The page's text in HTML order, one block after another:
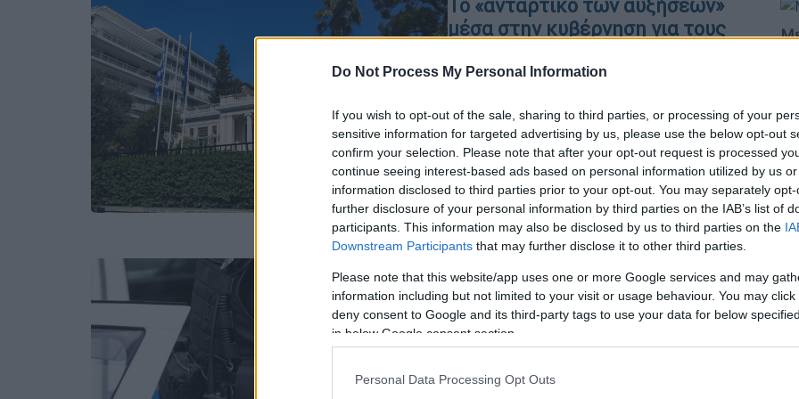
Do Not Process My Personal Information
If you wish to opt-out of the sale, sharing to third parties, or processing of your
sensitive information for targeted advertising by us, please use the below opt-out
confirm your selection. Please note that after your opt-out request is processed
continue seeing interest-based ads based on personal information utilized by us
information disclosed to third parties prior to your opt-out. You may separately
further disclosure of your personal information by third parties on the IAB’s list of
participants. This information may also be disclosed by us to third parties on the
Downstream Participants that may further disclose it to other third parties.
Please note that this website/app uses one or more Google services and may
information including but not limited to your visit or usage behaviour. You may
deny consent to Google and its third-party tags to use your data for below
in below Google consent section.
Personal Data Processing Opt Outs
Το «αντάρτικο των αυξήσεων»
μέσα στην κυβέρνηση για τους
Μαξίμου - Στη ΔΕΘ θα επιχειρήσει
Δυσαρέσκεια προκάλεσε στο Μέγαρο
Μαξίμου το «κίνημα» υπουργών και
«γαλάζιων» στελεχών που μίλησαν για
αυξήσεις στους ένστολους στα
Σώματα Ασφαλείας
Ελλάδα|30.03.2025 08:26
Αντιδρούν τα σώματα ασφαλείας
μετά τις αυξήσεις στις ένοπλες
Σφοδρές αντιδράσεις έχει